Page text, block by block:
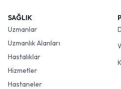
SAĞLIK
Uzmanlar
Uzmanlık Alanları
Hastalıklar
Hizmetler
Hastaneler